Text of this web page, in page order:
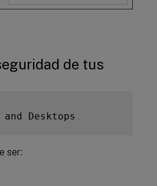
de tus
and Desktops
.
ser: